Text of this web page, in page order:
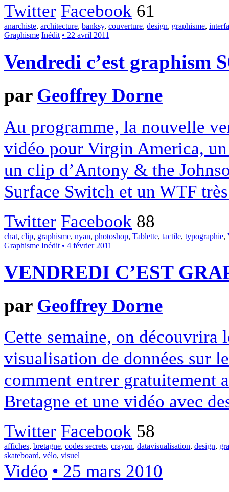
Twitter Facebook 61
anarchiste, architecture, banksy, couverture, design, graphisme,
Graphisme Inédit • 22 avril 2011
Vendredi c’est graphism
par Geoffrey Dorne
Au programme, la nouvelle
vidéo pour Virgin America,
un clip d’Antony & the
Surface Switch et un WTF
Twitter Facebook 88
chat, clip, graphisme, nyan, photoshop, Tablette, tactile, typographie,
Graphisme Inédit • 4 février 2011
VENDREDI C’EST
par Geoffrey Dorne
Cette semaine, on découvrira
visualisation de données sur
comment entrer gratuitement
Bretagne et une vidéo avec
Twitter Facebook 58
affiches, bretagne, codes secrets, crayon, datavisualisation, design,
skateboard, vélo, visuel
Vidéo • 25 mars 2010